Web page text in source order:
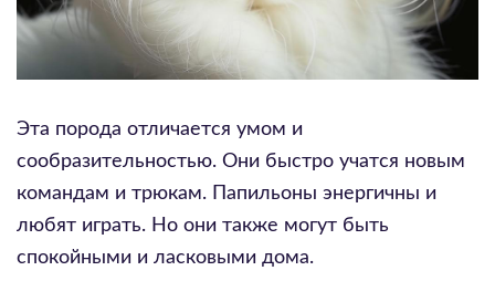
Эта порода отличается умом и
сообразительностью. Они быстро учатся новым
командам и трюкам. Папильоны энергичны и
любят играть. Но они также могут быть
спокойными и ласковыми дома.